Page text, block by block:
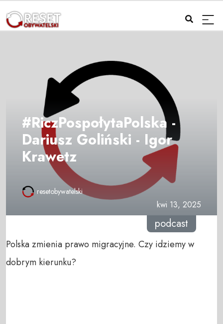
#RiczPospołytaPolska -
Dariusz Goliński - Igor
Krawetz
resetobywatelski
kwi 13, 2025
podcast
Polska zmienia prawo migracyjne. Czy idziemy w
dobrym kierunku?